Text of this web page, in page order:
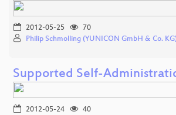
2012-05-25
70
Philip Schmolling (YUNICON GmbH & Co.
Supported Self-
2012-05-24
40